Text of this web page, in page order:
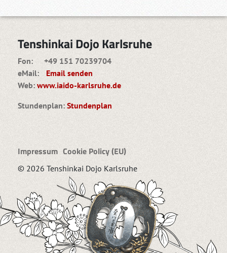
Tenshinkai Dojo Karlsruhe
Fon: +49 151 70239704
eMail: Email senden
Web: www.iaido-karlsruhe.de
Stundenplan: Stundenplan
Impressum Cookie Policy (EU)
© 2026 Tenshinkai Dojo Karlsruhe